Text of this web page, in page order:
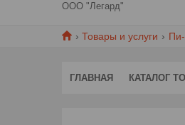
ООО "Легард"
Товары и услуги
ГЛАВНАЯ КАТАЛОГ